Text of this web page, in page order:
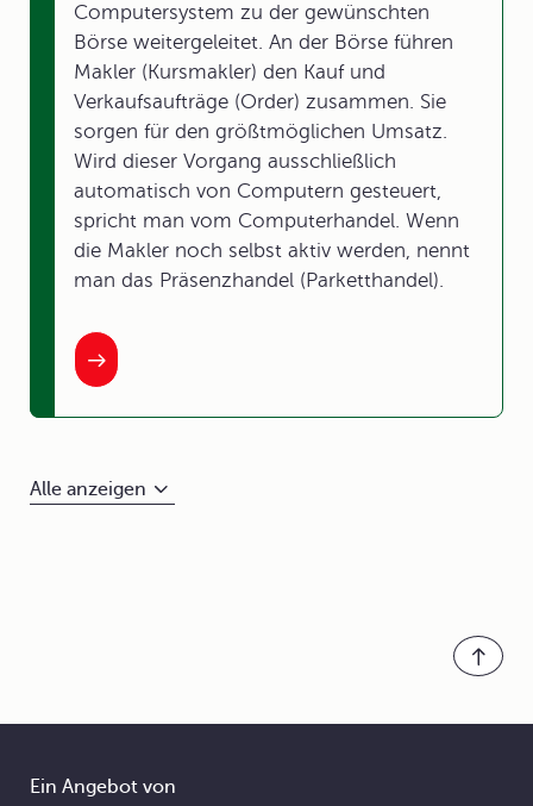
Computersystem zu der gewünschten
Börse weitergeleitet. An der Börse führen
Makler (Kursmakler) den Kauf und
Verkaufsaufträge (Order) zusammen. Sie
sorgen für den größtmöglichen Umsatz.
Wird dieser Vorgang ausschließlich
automatisch von Computern gesteuert,
spricht man vom Computerhandel. Wenn
die Makler noch selbst aktiv werden, nennt
man das Präsenzhandel (Parketthandel).
Alle anzeigen
Ein Angebot von